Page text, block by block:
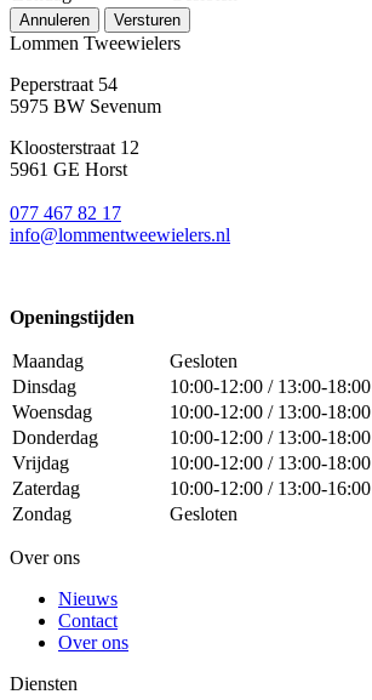
Annuleren Versturen
Lommen Tweewielers
Peperstraat 54
5975 BW Sevenum
Kloosterstraat 12
5961 GE Horst
077 467 82 17
info@lommentweewielers.nl
Openingstijden
Maandag
Gesloten
Dinsdag
10:00-12:00 / 13:00-18:00
Woensdag
10:00-12:00 / 13:00-18:00
Donderdag
10:00-12:00 / 13:00-18:00
Vrijdag
10:00-12:00 / 13:00-18:00
Zaterdag
10:00-12:00 / 13:00-16:00
Zondag
Gesloten
Over ons
Nieuws
Contact
Over ons
Diensten